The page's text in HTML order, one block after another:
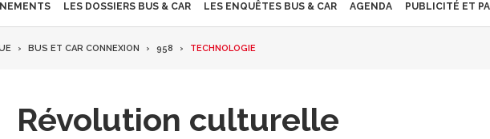
LES DOSSIERS BUS & CAR LES ENQUÊTES BUS & CAR AGENDA PUBLICITÉ ET
BUS ET CAR CONNEXION 958 TECHNOLOGIE
Révolution culturelle